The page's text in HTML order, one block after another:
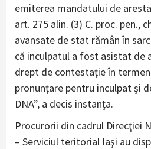
emiterea mandatului de
art. 275 alin. (3) C. proc. pen.,
avansate de stat rămân în
că inculpatul a fost asistat de
drept de contestaţie în
pronunţare pentru inculpat şi
DNA”, a decis instanţa.
Procurorii din cadrul Direcţiei
– Serviciul teritorial Iaşi au